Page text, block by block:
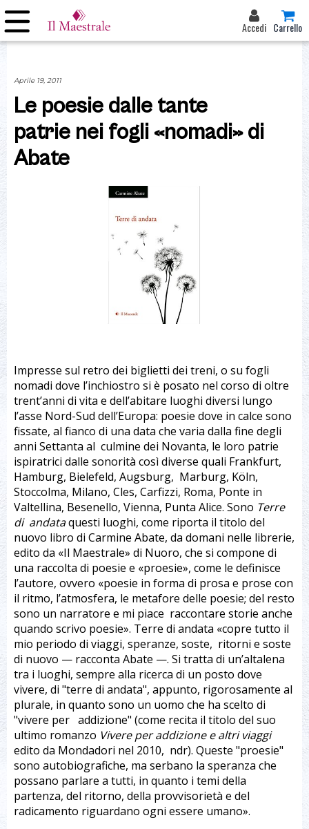
Accedi Carrello
Aprile 19, 2011
Le poesie dalle tante
patrie nei fogli «nomadi» di
Abate
Impresse sul retro dei biglietti dei treni, o su fogli
nomadi dove l’inchiostro si è posato nel corso di oltre
trent’anni di vita e dell’abitare luoghi diversi lungo
l’asse Nord-Sud dell’Europa: poesie dove in calce sono
fissate, al fianco di una data che varia dalla fine degli
anni Settanta al culmine dei Novanta, le loro patrie
ispiratrici dalle sonorità così diverse quali Frankfurt,
Hamburg, Bielefeld, Augsburg, Marburg, Köln,
Stoccolma, Milano, Cles, Carfizzi, Roma, Ponte in
Valtellina, Besenello, Vienna, Punta Alice. Sono Terre
di andataquesti luoghi, come riporta il titolo del
nuovo libro di Carmine Abate, da domani nelle librerie,
edito da «Il Maestrale» di Nuoro, che si compone di
una raccolta di poesie e «proesie», come le definisce
l’autore, ovvero «poesie in forma di prosa e prose con
il ritmo, l’atmosfera, le metafore delle poesie; del resto
sono un narratore e mi piace raccontare storie anche
quando scrivo poesie». Terre di andata «copre tutto il
mio periodo di viaggi, speranze, soste, ritorni e soste
di nuovo — racconta Abate —. Si tratta di un’altalena
tra i luoghi, sempre alla ricerca di un posto dove
vivere, di "terre di andata", appunto, rigorosamente al
plurale, in quanto sono un uomo che ha scelto di
"vivere per addizione" (come recita il titolo del suo
ultimo romanzo Vivere per addizione e altri viaggi
edito da Mondadori nel 2010, ndr). Queste "proesie"
sono autobiografiche, ma serbano la speranza che
possano parlare a tutti, in quanto i temi della
partenza, del ritorno, della provvisorietà e del
radicamento riguardano ogni essere umano».